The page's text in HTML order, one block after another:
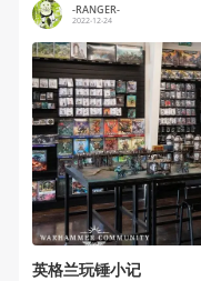
-RANGER-
2022-12-24
英格兰玩锤小记